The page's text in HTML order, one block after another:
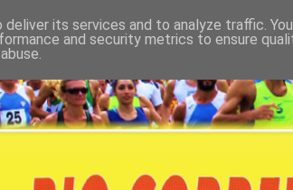
its services and to analyze traffic.
and security metrics to ensure